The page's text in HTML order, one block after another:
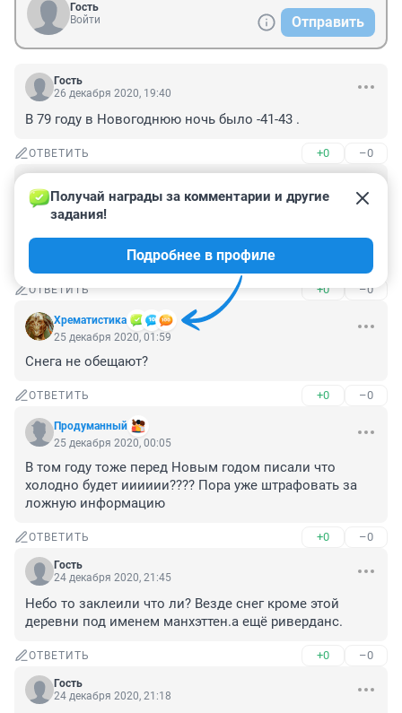
Гость
Войти
Отправить
Гость
26 декабря 2020, 19:40
В 79 году в Новогоднюю ночь было -41-43 .
ОТВЕТИТЬ +0 –0
25 декабря 2020, 08:47
Я не древний, но в школе занятия отменяли часто и
все шли в городской бор кататься на санках и лыжах.
А в минус 40 жизнь только начинается...
ОТВЕТИТЬ +0 –0
Хрематистика
Получай награды за комментарии и другие
задания!
Подробнее в профиле
25 декабря 2020, 01:59
Снега не обещают?
ОТВЕТИТЬ +0 –0
Продуманный
25 декабря 2020, 00:05
В том году тоже перед Новым годом писали что
холодно будет ииииии???? Пора уже штрафовать за
ложную информацию
ОТВЕТИТЬ +0 –0
Гость
24 декабря 2020, 21:45
Небо то заклеили что ли? Везде снег кроме этой
деревни под именем манхэттен.а ещё риверданс.
ОТВЕТИТЬ +0 –0
Гость
24 декабря 2020, 21:18